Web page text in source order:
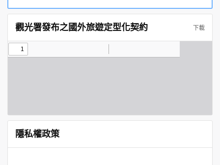
觀光署發布之國外旅遊定型化契約 下載
隱私權政策